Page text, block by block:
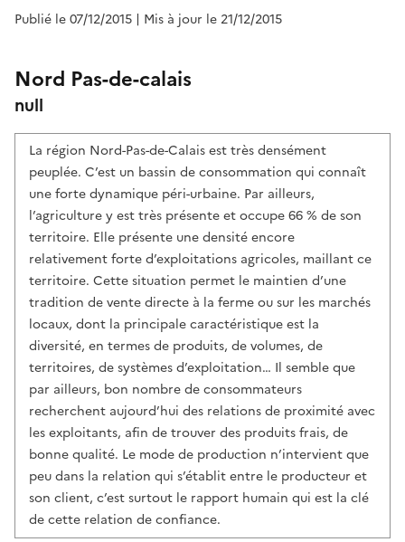
Publié le 07/12/2015 | Mis à jour le 21/12/2015
Nord Pas-de-calais
null
La région Nord-Pas-de-Calais est très densément
peuplée. C’est un bassin de consommation qui connaît
une forte dynamique péri-urbaine. Par ailleurs,
l’agriculture y est très présente et occupe 66 % de son
territoire. Elle présente une densité encore
relativement forte d’exploitations agricoles, maillant ce
territoire. Cette situation permet le maintien d’une
tradition de vente directe à la ferme ou sur les marchés
locaux, dont la principale caractéristique est la
diversité, en termes de produits, de volumes, de
territoires, de systèmes d’exploitation… Il semble que
par ailleurs, bon nombre de consommateurs
recherchent aujourd’hui des relations de proximité avec
les exploitants, afin de trouver des produits frais, de
bonne qualité. Le mode de production n’intervient que
peu dans la relation qui s’établit entre le producteur et
son client, c’est surtout le rapport humain qui est la clé
de cette relation de confiance.